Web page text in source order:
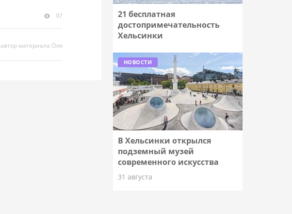
97
автор материала Оля
21 бесплатная
достопримечательность
Хельсинки
НОВОСТИ
В Хельсинки открылся
подземный музей
современного искусства
31 августа